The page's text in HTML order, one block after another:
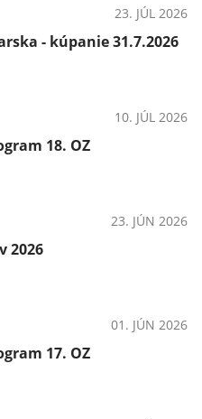
23. JÚL 2026
- kúpanie 31.7.2026
10. JÚL 2026
18. OZ
23. JÚN 2026
2026
01. JÚN 2026
17. OZ